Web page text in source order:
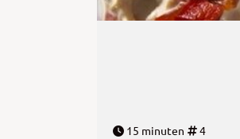
15 minuten 4